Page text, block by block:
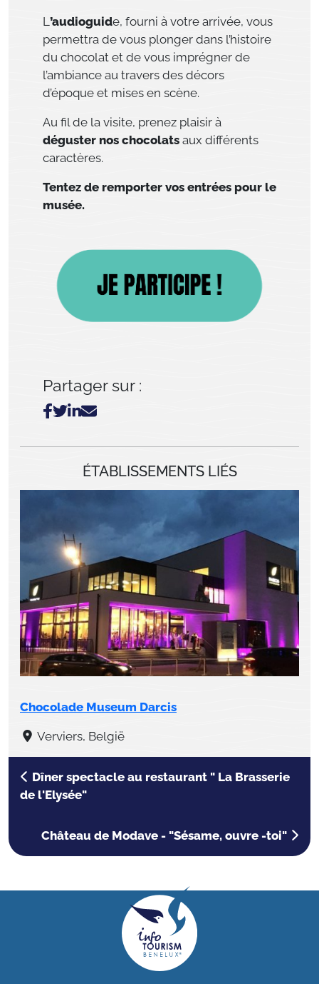
L ’audioguide, fourni à votre arrivée, vous
permettra de vous plonger dans l’histoire
du chocolat et de vous imprégner de
l’ambiance au travers des décors
d’époque et mises en scène.
Au fil de la visite, prenez plaisir à
déguster nos chocolats aux différents
caractères.
Tentez de remporter vos entrées pour le
musée.
Partager sur :
ÉTABLISSEMENTS LIÉS
Chocolade Museum Darcis
Verviers, België
Dîner spectacle au restaurant " La Brasserie
de l'Elysée"
Château de Modave - "Sésame, ouvre -toi"